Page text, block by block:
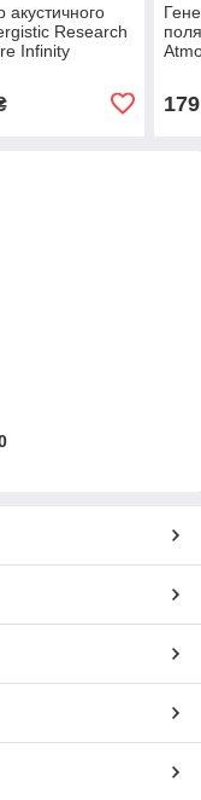
акустичного
Research
Infinity